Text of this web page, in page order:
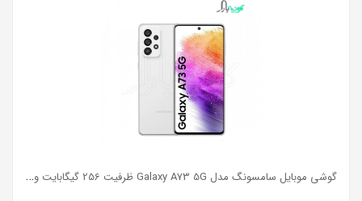
گ
وشی موبایل سامسونگ مدل Galaxy A73 5G ظرفیت 256 گیگابایت و رم 8 گیگ